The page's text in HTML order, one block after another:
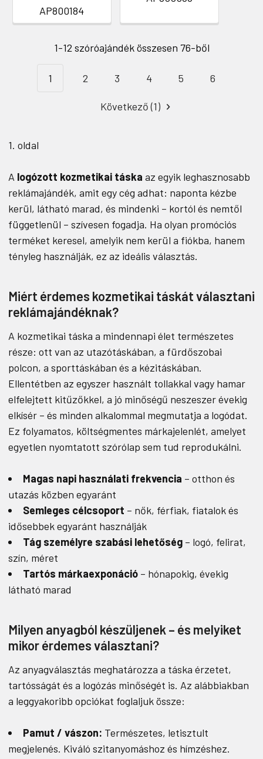
AP800184
1-12 szóróajándék összesen 76-ből
1 2 3 4 5 6
Következő (1)
1. oldal
A logózott kozmetikai táska az egyik leghasznosabb
reklámajándék, amit egy cég adhat: naponta kézbe
kerül, látható marad, és mindenki – kortól és nemtől
függetlenül – szívesen fogadja. Ha olyan promóciós
terméket keresel, amelyik nem kerül a fiókba, hanem
tényleg használják, ez az ideális választás.
Miért érdemes kozmetikai táskát választani
reklámajándéknak?
A kozmetikai táska a mindennapi élet természetes
része: ott van az utazótáskában, a fürdőszobai
polcon, a sporttáskában és a kézitáskában.
Ellentétben az egyszer használt tollakkal vagy hamar
elfelejtett kitűzőkkel, a jó minőségű neszeszer évekig
elkísér – és minden alkalommal megmutatja a logódat.
Ez folyamatos, költségmentes márkajelenlét, amelyet
egyetlen nyomtatott szórólap sem tud reprodukálni.
Magas napi használati frekvencia – otthon és
utazás közben egyaránt
Semleges célcsoport – nők, férfiak, fiatalok és
idősebbek egyaránt használják
Tág személyre szabási lehetőség– logó, felirat,
szín, méret
Tartós márkaexponáció– hónapokig, évekig
látható marad
Milyen anyagból készüljenek – és melyiket
mikor érdemes választani?
Az anyagválasztás meghatározza a táska érzetet,
tartósságát és a logózás minőségét is. Az alábbiakban
a leggyakoribb opciókat foglaljuk össze:
Pamut / vászon: Természetes, letisztult
megjelenés. Kiváló szitanyomáshoz és hímzéshez.